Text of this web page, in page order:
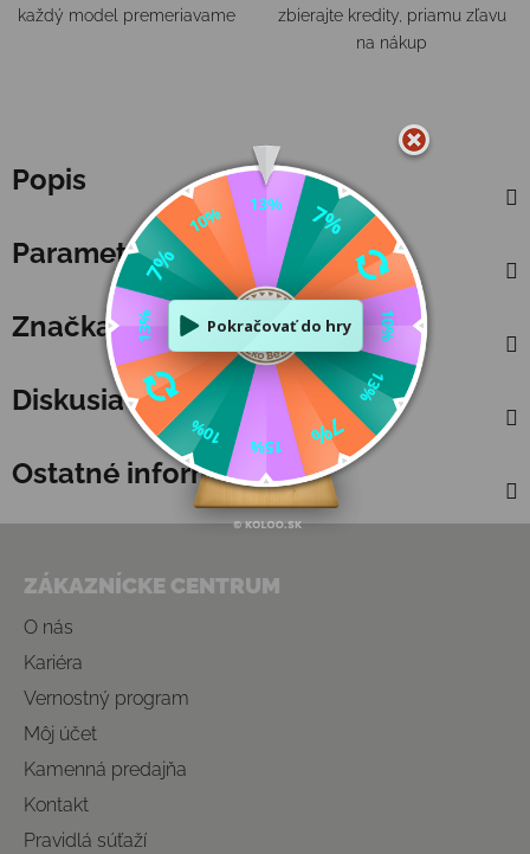
každý model premeriavame
zbierajte kredity, priamu zľavu
na nákup
Popis
Parametre
ZnačkaTiger Tribe 🇦🇺
Diskusia
Ostatné informácie
ZÁKAZNÍCKE CENTRUM
O nás
Kariéra
Vernostný program
Môj účet
Kamenná predajňa
Kontakt
Pravidlá súťaží